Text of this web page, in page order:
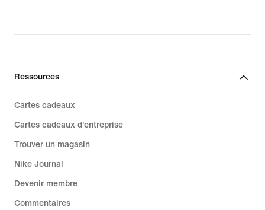
Ressources
Cartes cadeaux
Cartes cadeaux d'entreprise
Trouver un magasin
Nike Journal
Devenir membre
Commentaires